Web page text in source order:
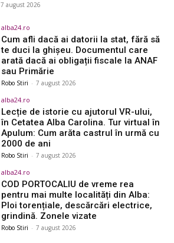
7 august 2026
alba24.ro
Cum afli dacă ai datorii la stat, fără să
te duci la ghișeu. Documentul care
arată dacă ai obligații fiscale la ANAF
sau Primărie
Robo Stiri - 7 august 2026
alba24.ro
Lecție de istorie cu ajutorul VR-ului,
în Cetatea Alba Carolina. Tur virtual în
Apulum: Cum arăta castrul în urmă cu
2000 de ani
Robo Stiri - 7 august 2026
alba24.ro
COD PORTOCALIU de vreme rea
pentru mai multe localități din Alba:
Ploi torențiale, descărcări electrice,
grindină. Zonele vizate
Robo Stiri - 7 august 2026